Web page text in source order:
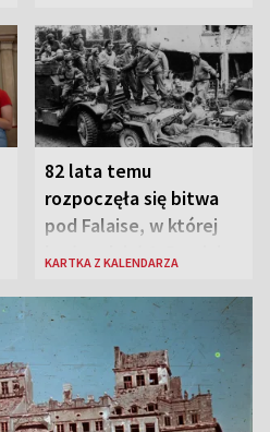
82 lata temu
rozpoczęła się bitwa
pod Falaise, w której
brała udział 1. Dywizja
KARTKA Z KALENDARZA